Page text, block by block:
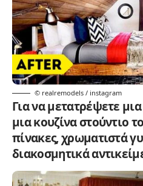
© realremodels / instagram
Για να μετατρέψετε
μια κουζίνα στούντιο
πίνακες, χρωματιστά
διακοσμητικά